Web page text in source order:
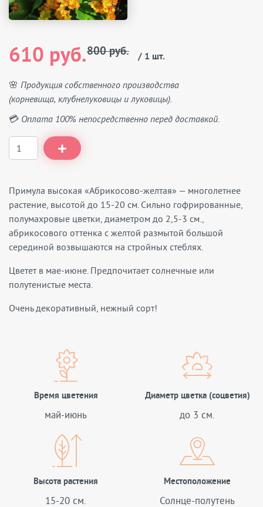
610 руб.800 руб. / 1 шт.
🌸 Продукция собственного производства
(корневища, клубнелуковицы и луковицы).
💳 Оплата 100% непосредственно перед доставкой.
Примула высокая «Абрикосово-желтая» — многолетнее
растение, высотой до 15-20 см. Сильно гофрированные,
полумахровые цветки, диаметром до 2,5-3 см.,
абрикосового оттенка с желтой размытой большой
серединой возвышаются на стройных стеблях.
Цветет в мае-июне. Предпочитает солнечные или
полутенистые места.
Очень декоративный, нежный сорт!
Время цветения
май-июнь
Диаметр цветка (соцветия)
до 3 см.
Высота растения
15-20 см.
Местоположение
Солнце-полутень